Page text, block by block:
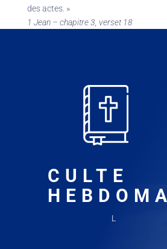
des actes. »
1 Jean – chapitre 3, verset 18
CULTE
L